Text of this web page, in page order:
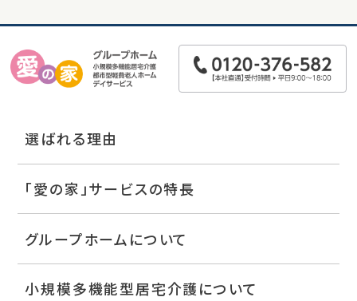
選ばれる理由
「愛の家」サービスの特長
グループホームについて
小規模多機能型居宅介護について